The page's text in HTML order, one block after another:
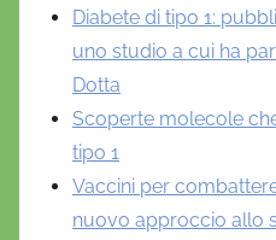
Diabete di tipo 1:
uno studio a cui ha
Dotta
Scoperte molecole
tipo 1
Vaccini per
nuovo approccio allo